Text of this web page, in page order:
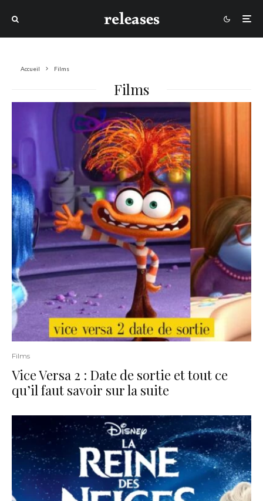
Accueil Films
Films
Films
Vice Versa 2 : Date de sortie et tout ce
qu’il faut savoir sur la suite